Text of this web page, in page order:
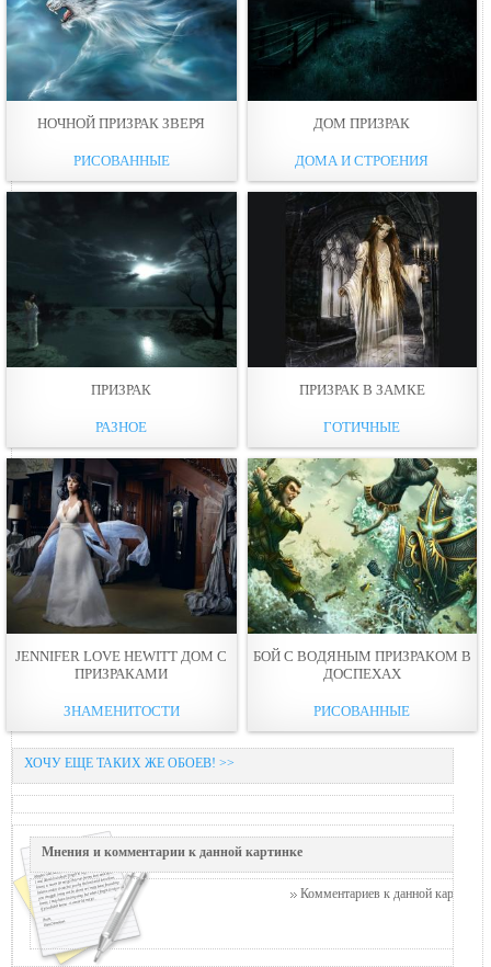
НОЧНОЙ ПРИЗРАК ЗВЕРЯ
РИСОВАННЫЕ
ДОМ ПРИЗРАК
ДОМА И СТРОЕНИЯ
ПРИЗРАК
РАЗНОЕ
ПРИЗРАК В ЗАМКЕ
ГОТИЧНЫЕ
JENNIFER LOVE HEWITT ДОМ С
ПРИЗРАКАМИ
ЗНАМЕНИТОСТИ
БОЙ С ВOДЯНЫМ ПРИЗРАКОМ В
ДОСПЕХАХ
РИСОВАННЫЕ
ХОЧУ ЕЩЕ ТАКИХ ЖЕ ОБОЕВ! >>
Мнения и комментарии к данной картинке
Комментариев к данной картинке